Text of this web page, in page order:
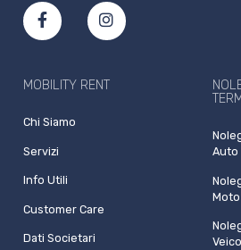
MOBILITY RENT
Chi Siamo
Servizi
Info Utili
Customer Care
Dati Societari
Auto
Moto